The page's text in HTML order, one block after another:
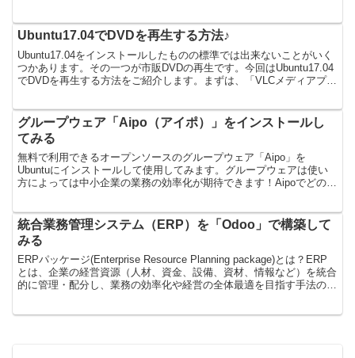
Ubuntu17.04でDVDを再生する方法♪
Ubuntu17.04をインストールしたものの標準では出来ないことがいく
つかあります。その一つが市販DVDの再生です。今回はUbuntu17.04
でDVDを再生する方法をご紹介します。まずは、「VLCメディアプレ
グループウェア「Aipo（アイポ）」をインストールし
てみる
無料で利用できるオープンソースのグループウェア「Aipo」を
Ubuntuにインストールして使用してみます。グループウェアは使い
方によっては中小企業の業務の効率化が期待できます！Aipoでどのよ
統合業務管理システム（ERP）を「Odoo」で構築して
みる
ERPパッケージ(Enterprise Resource Planning package)とは？ERP
とは、企業の経営資源（人材、資金、設備、資材、情報など）を統合
的に管理・配分し、業務の効率化や経営の全体最適を目指す手法のこ